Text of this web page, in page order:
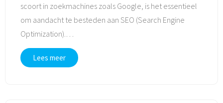
scoort in zoekmachines zoals Google, is het essentieel
om aandacht te besteden aan SEO (Search Engine
Optimization).
Lees meer